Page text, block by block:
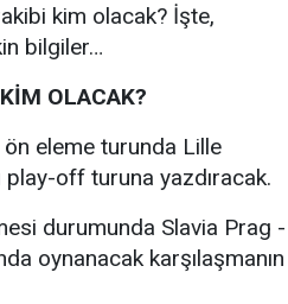
kim olacak? İşte,
bilgiler…
OLACAK?
eleme turunda Lille
off turuna yazdıracak.
durumunda Slavia Prag -
oynanacak karşılaşmanın